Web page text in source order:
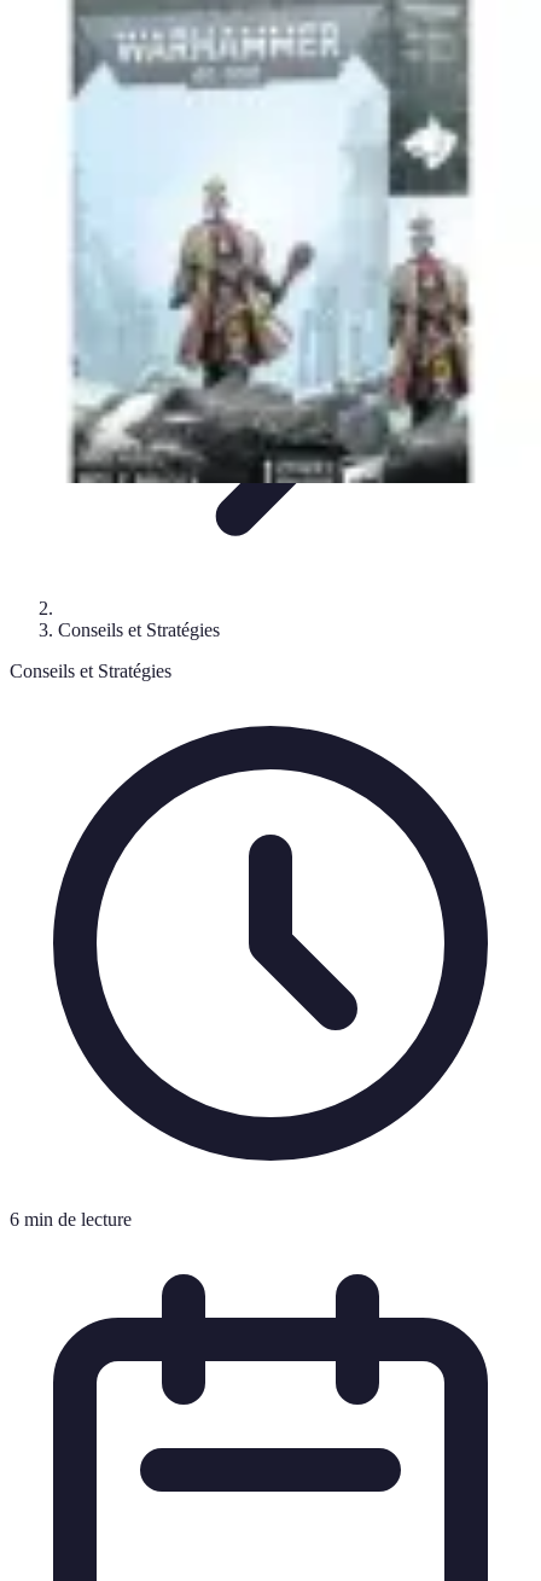
Règles et Jeux
Jeux de sociétéAstuces et conseils Création de Jeux
Jeux de
Création de jeux
Conseils et Stratégies
Conseils et Stratégies
6 min de lecture